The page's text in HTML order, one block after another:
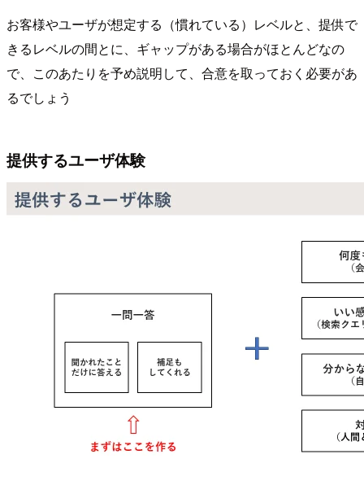
お客様やユーザが想定する（慣れている）レベルと、提供で
きるレベルの間とに、ギャップがある場合がほとんどなの
で、このあたりを予め説明して、合意を取っておく必要があ
るでしょう
提供するユーザ体験